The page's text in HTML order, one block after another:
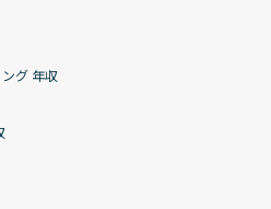
グ 年収